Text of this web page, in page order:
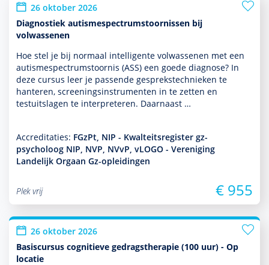
26 oktober 2026
Diagnostiek autismespectrumstoornissen bij
volwassenen
Hoe stel je bij normaal intelligente vol­was­senen met een
autisme­spectrum­stoor­nis (ASS) een goede diag­nose? In
deze cursus leer je pas­sende gesprekstech­nieken te
hanteren, screeningsinstru­men­ten in te zetten en
testuitslagen te inter­pre­te­ren. Daarnaast …
Accreditaties: FGzPt, NIP - Kwalteitsregister gz-
psycholoog NIP, NVP, NVvP, vLOGO - Vereniging
Landelijk Orgaan Gz-opleidingen
Plek vrij € 955
26 oktober 2026
Basiscursus cognitieve gedragstherapie (100 uur) - Op
locatie